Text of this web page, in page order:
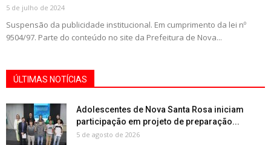
5 de julho de 2024
Suspensão da publicidade institucional. Em cumprimento da lei nº
9504/97. Parte do conteúdo no site da Prefeitura de Nova...
ÚLTIMAS NOTÍCIAS
Adolescentes de Nova Santa Rosa iniciam
participação em projeto de preparação...
5 de agosto de 2026